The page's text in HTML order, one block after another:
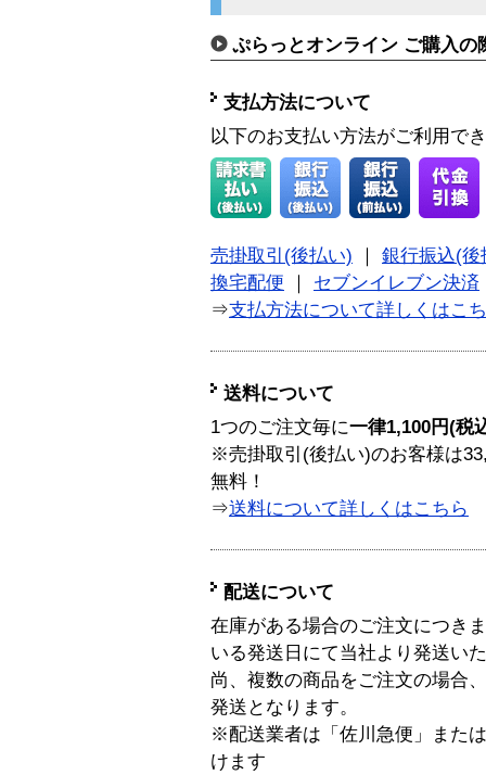
ぷらっとオンライン ご購入の
支払方法について
以下のお支払い方法がご利用で
売掛取引(後払い)
銀行振込(後
換宅配便
セブンイレブン決済
⇒支払方法について詳しくはこ
送料について
1つのご注文毎に一律1,100円(税
※売掛取引(後払い)のお客様は
無料！
⇒送料について詳しくはこちら
配送について
在庫がある場合のご注文につき
いる発送日にて当社より発送い
尚、複数の商品をご注文の場合
発送となります。
※配送業者は「佐川急便」また
けます